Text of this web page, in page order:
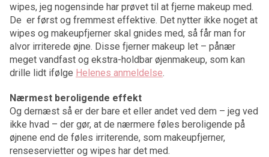
wipes, jeg nogensinde har prøvet til at fjerne makeup med.
De er først og fremmest effektive. Det nytter ikke noget at
wipes og makeupfjerner skal gnides med, så får man for
alvor irriterede øjne. Disse fjerner makeup let – pånær
meget vandfast og ekstra-holdbar øjenmakeup, som kan
drille lidt ifølge Helenes anmeldelse.
Nærmest beroligende effekt
Og dernæst så er der bare et eller andet ved dem – jeg ved
ikke hvad – der gør, at de nærmere føles beroligende på
øjnene end de føles irriterende, som makeupfjerner,
renseservietter og wipes har det med.